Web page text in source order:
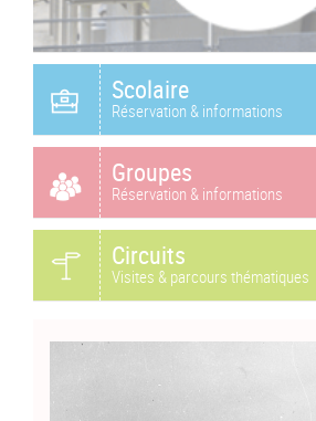
Scolaire
Réservation & informations
Groupes
Réservation & informations
Circuits
Visites & parcours thématiques